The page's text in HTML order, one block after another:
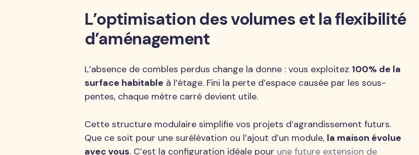
L’optimisation des volumes et la flexibilité
d’aménagement
L’absence de combles perdus change la donne : vous exploitez 100% de la
surface habitable à l’étage. Fini la perte d’espace causée par les sous-
pentes, chaque mètre carré devient utile.
Cette structure modulaire simplifie vos projets d’agrandissement futurs.
Que ce soit pour une surélévation ou l’ajout d’un module, la maison évolue
avec vous. C’est la configuration idéale pour une future extension de